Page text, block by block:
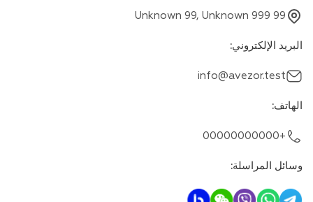
Unknown 99, Unknown 999 99
البريد الإلكتروني:
info@avezor.test
الهاتف:
+00000000000
وسائل المراسلة: